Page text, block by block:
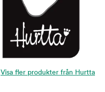
Visa fler produkter från Hurtta